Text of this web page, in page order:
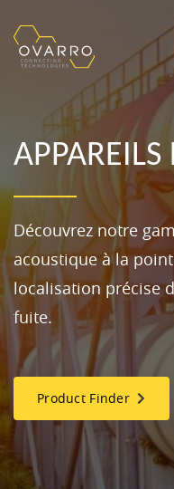
APPAREILS
Découvrez notre
acoustique à la
localisation précise
fuite.
Product Finder